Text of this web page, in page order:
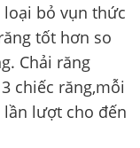
loại bỏ vụn thức
tốt hơn so
Chải răng
chiếc răng,mỗi
lượt cho đến